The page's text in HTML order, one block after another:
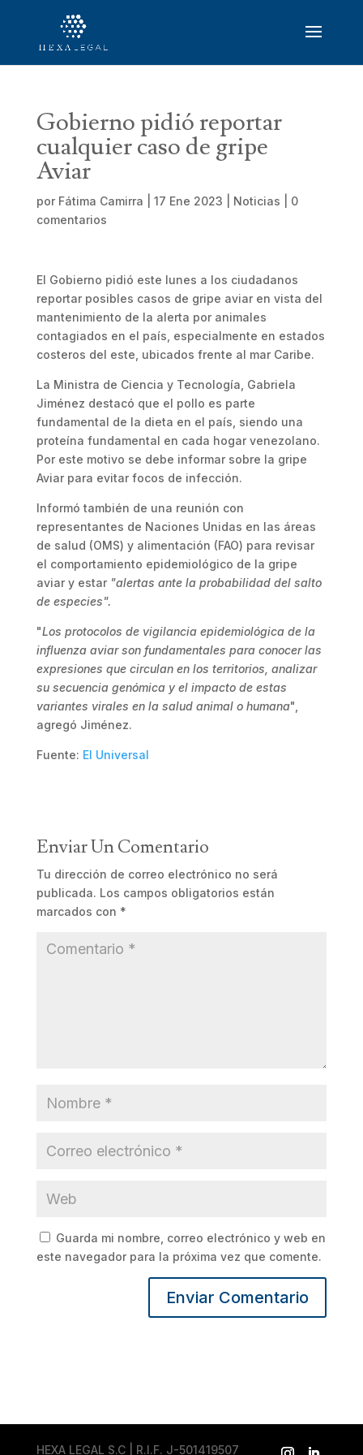
Gobierno pidió reportar
cualquier caso de gripe
Aviar
por Fátima Camirra 17 Ene 2023 Noticias
0
comentarios
El Gobierno pidió este lunes a los ciudadanos
reportar posibles casos de gripe aviar en vista del
mantenimiento de la alerta por animales
contagiados en el país, especialmente en estados
costeros del este, ubicados frente al mar Caribe.
La Ministra de Ciencia y Tecnología, Gabriela
Jiménez destacó que el pollo es parte
fundamental de la dieta en el país, siendo una
proteína fundamental en cada hogar venezolano.
Por este motivo se debe informar sobre la gripe
Aviar para evitar focos de infección.
Informó también de una reunión con
representantes de Naciones Unidas en las áreas
de salud (OMS) y alimentación (FAO) para revisar
el comportamiento epidemiológico de la gripe
aviar y estar "alertas ante la probabilidad del salto
de especies".
"Los protocolos de vigilancia epidemiológica de la
influenza aviar son fundamentales para conocer las
expresiones que circulan en los territorios, analizar
su secuencia genómica y el impacto de estas
variantes virales en la salud animal o humana",
agregó Jiménez.
Fuente: El Universal
Enviar Un Comentario
Tu dirección de correo electrónico no será
publicada. Los campos obligatorios están
marcados con *
Guarda mi nombre, correo electrónico y web en
este navegador para la próxima vez que comente.
HEXA LEGAL S.C | R.I.F. J-501419507